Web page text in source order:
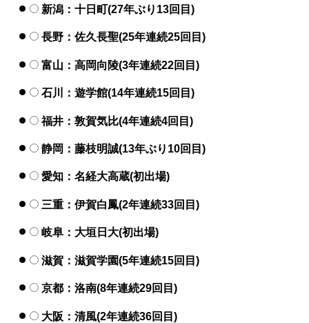
新潟：十日町(27年ぶり13回目)
長野：佐久長聖(25年連続25回目)
富山：高岡向陵(3年連続22回目)
石川：遊学館(14年連続15回目)
福井：敦賀気比(4年連続4回目)
静岡：藤枝明誠(13年ぶり10回目)
愛知：名経大高蔵(初出場)
三重：伊賀白鳳(2年連続33回目)
岐阜：大垣日大(初出場)
滋賀：滋賀学園(5年連続15回目)
京都：洛南(8年連続29回目)
大阪：清風(2年連続36回目)